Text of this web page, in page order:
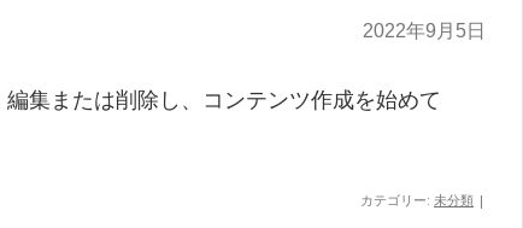
2022年9月5日
集または削除し、コンテンツ作成を始めて
カテゴリー: 未分類 |